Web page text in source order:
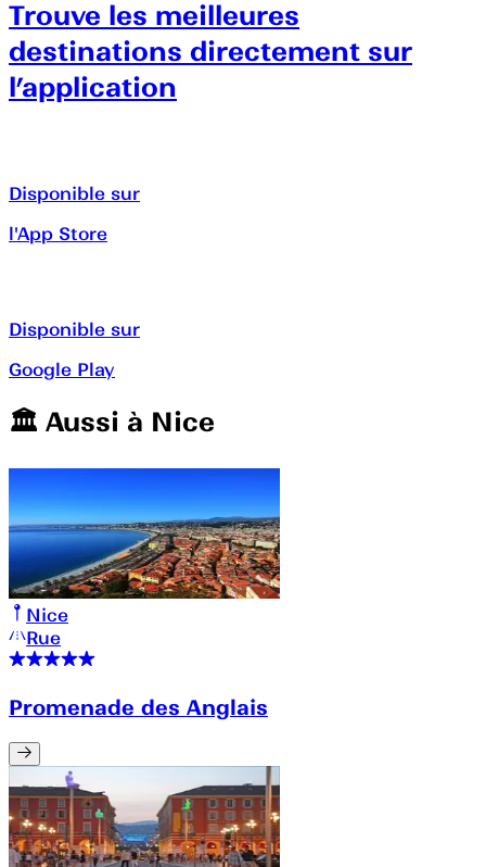
Trouve les meilleures
destinations directement sur
l’application
Disponible sur
l'App Store
Disponible sur
Google Play
🏛️️ Aussi à Nice
Nice
Rue
Promenade des Anglais